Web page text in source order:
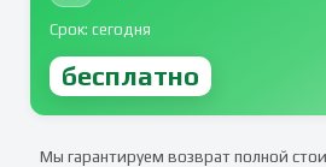
Срок: сегодня
бесплатно
Мы гарантируем возврат полной